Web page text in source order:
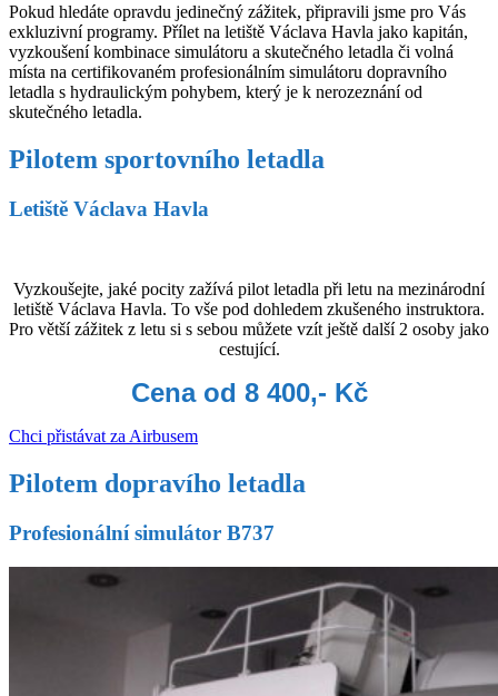
Pokud hledáte opravdu jedinečný zážitek, připravili jsme pro Vás
exkluzivní programy. Přílet na letiště Václava Havla jako kapitán,
vyzkoušení kombinace simulátoru a skutečného letadla či volná
místa na certifikovaném profesionálním simulátoru dopravního
letadla s hydraulickým pohybem, který je k nerozeznání od
skutečného letadla.
Pilotem sportovního letadla
Letiště Václava Havla
Vyzkoušejte, jaké pocity zažívá pilot letadla při letu na mezinárodní
letiště Václava Havla. To vše pod dohledem zkušeného instruktora.
Pro větší zážitek z letu si s sebou můžete vzít ještě další 2 osoby jako
cestující.
Cena od 8 400,- Kč
Chci přistávat za Airbusem
Pilotem dopravího letadla
Profesionální simulátor B737